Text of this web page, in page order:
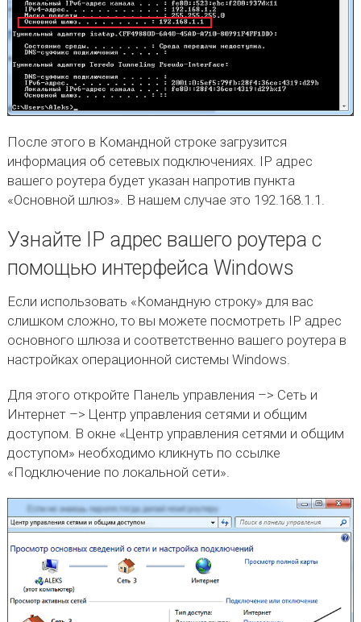
После этого в Командной строке загрузится
информация об сетевых подключениях. IP адрес
вашего роутера будет указан напротив пункта
«Основной шлюз». В нашем случае это 192.168.1.1.
Узнайте IP адрес вашего роутера с
помощью интерфейса Windows
Если использовать «Командную строку» для вас
слишком сложно, то вы можете посмотреть IP адрес
основного шлюза и соответственно вашего роутера в
настройках операционной системы Windows.
Для этого откройте Панель управления –> Сеть и
Интернет –> Центр управления сетями и общим
доступом. В окне «Центр управления сетями и общим
доступом» необходимо кликнуть по ссылке
«Подключение по локальной сети».